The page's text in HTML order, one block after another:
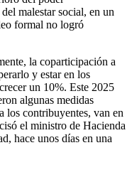
malestar social, en un
formal no logró
la coparticipación a
y estar en los
un 10%. Este 2025
algunas medidas
los contribuyentes, van en
el ministro de Hacienda
hace unos días en una